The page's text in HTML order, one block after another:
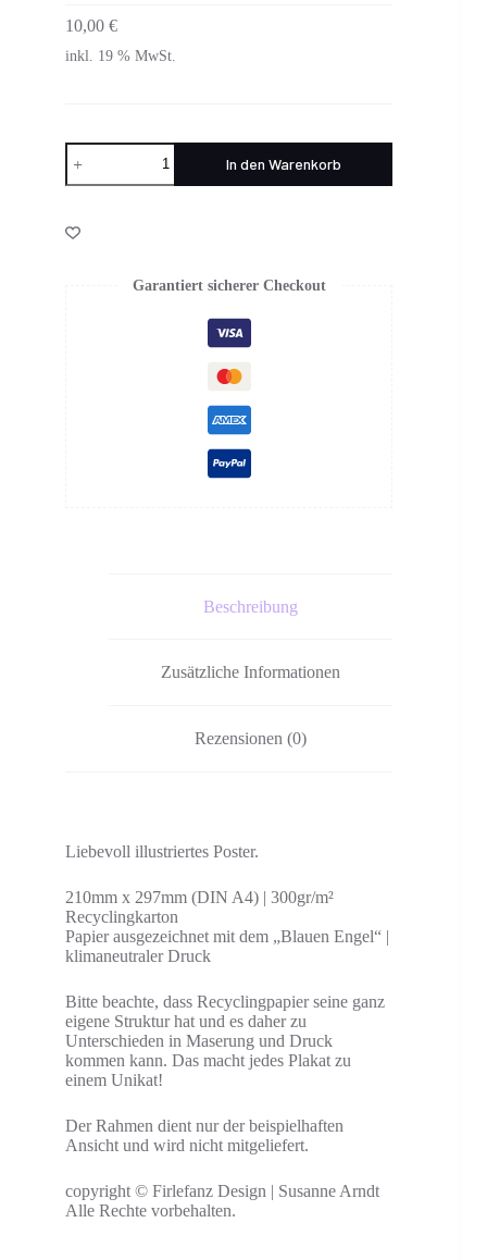
10,00 €
inkl. 19 % MwSt.
Kunstdruck
"Hasen"
Menge
In den Warenkorb
Garantiert sicherer Checkout
Beschreibung
Zusätzliche Informationen
Rezensionen (0)
Liebevoll illustriertes Poster.
210mm x 297mm (DIN A4) | 300gr/m²
Recyclingkarton
Papier ausgezeichnet mit dem „Blauen Engel“ |
klimaneutraler Druck
Bitte beachte, dass Recyclingpapier seine ganz
eigene Struktur hat und es daher zu
Unterschieden in Maserung und Druck
kommen kann. Das macht jedes Plakat zu
einem Unikat!
Der Rahmen dient nur der beispielhaften
Ansicht und wird nicht mitgeliefert.
copyright © Firlefanz Design | Susanne Arndt
Alle Rechte vorbehalten.